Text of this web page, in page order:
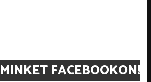
FACEBOOKON!